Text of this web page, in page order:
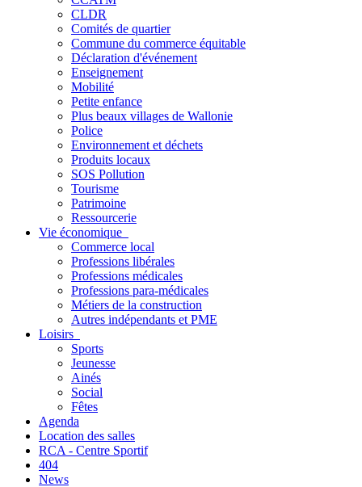
CLDR
Comités de quartier
Commune du commerce équitable
Déclaration d'événement
Enseignement
Mobilité
Petite enfance
Plus beaux villages de Wallonie
Police
Environnement et déchets
Produits locaux
SOS Pollution
Tourisme
Patrimoine
Ressourcerie
Vie économique
Commerce local
Professions libérales
Professions médicales
Professions para-médicales
Métiers de la construction
Autres indépendants et PME
Loisirs
Sports
Jeunesse
Ainés
Social
Fêtes
Agenda
Location des salles
RCA - Centre Sportif
404
News